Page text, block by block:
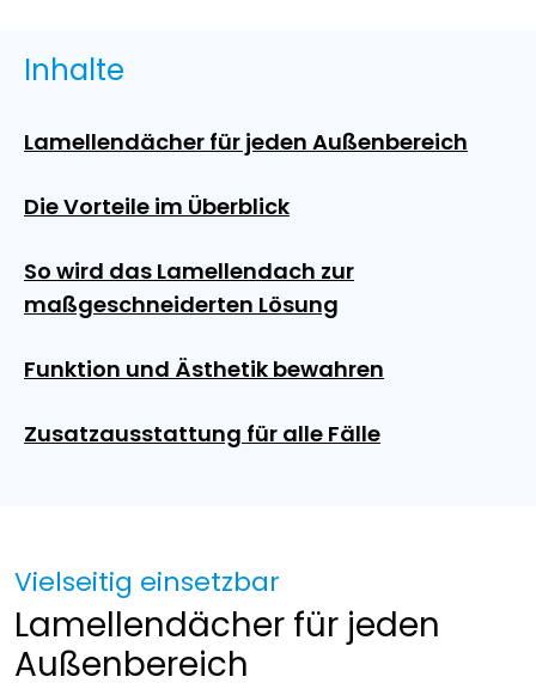
Inhalte
Lamellendächer für jeden Außenbereich
Die Vorteile im Überblick
So wird das Lamellendach zur
maßgeschneiderten Lösung
Funktion und Ästhetik bewahren
Zusatzausstattung für alle Fälle
Vielseitig einsetzbar
Lamellendächer für jeden
Außenbereich